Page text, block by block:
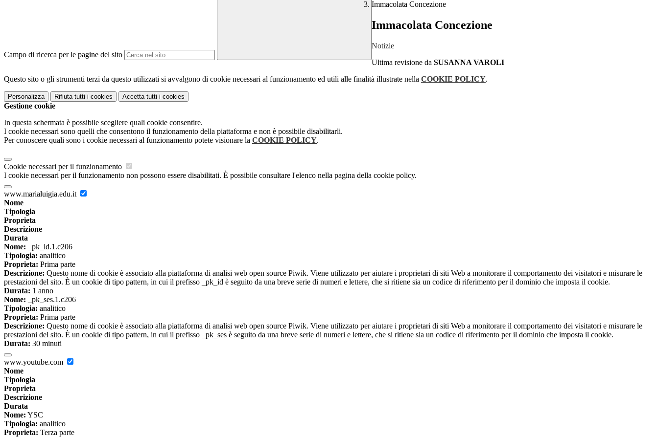
Campo di ricerca per le pagine del sito
Immacolata Concezione
Immacolata Concezione
Notizie
Ultima revisione da SUSANNA VAROLI
Questo sito o gli strumenti terzi da questo utilizzati si avvalgono di cookie necessari al funzionamento ed utili alle finalità illustrate nella COOKIE POLICY.
Personalizza Rifiuta tutti i cookies Accetta tutti i cookies
Gestione cookie
In questa schermata è possibile scegliere quali cookie consentire.
I cookie necessari sono quelli che consentono il funzionamento della piattaforma e non è possibile disabilitarli.
Per conoscere quali sono i cookie necessari al funzionamento potete visionare la COOKIE POLICY.
Cookie necessari per il funzionamento
I cookie necessari per il funzionamento non possono essere disabilitati. È possibile consultare l'elenco nella pagina della cookie policy.
www.marialuigia.edu.it
Nome
Tipologia
Proprieta
Descrizione
Durata
Nome: _pk_id.1.c206
Tipologia: analitico
Proprieta: Prima parte
Descrizione: Questo nome di cookie è associato alla piattaforma di analisi web open source Piwik. Viene utilizzato per aiutare i proprietari di siti Web a monitorare il comportamento dei visitatori e misurare le
prestazioni del sito. È un cookie di tipo pattern, in cui il prefisso _pk_id è seguito da una breve serie di numeri e lettere, che si ritiene sia un codice di riferimento per il dominio che imposta il cookie.
Durata: 1 anno
Nome: _pk_ses.1.c206
Tipologia: analitico
Proprieta: Prima parte
Descrizione: Questo nome di cookie è associato alla piattaforma di analisi web open source Piwik. Viene utilizzato per aiutare i proprietari di siti Web a monitorare il comportamento dei visitatori e misurare le
prestazioni del sito. È un cookie di tipo pattern, in cui il prefisso _pk_ses è seguito da una breve serie di numeri e lettere, che si ritiene sia un codice di riferimento per il dominio che imposta il cookie.
Durata: 30 minuti
www.youtube.com
Nome
Tipologia
Proprieta
Descrizione
Durata
Nome: YSC
Tipologia: analitico
Proprieta: Terza parte